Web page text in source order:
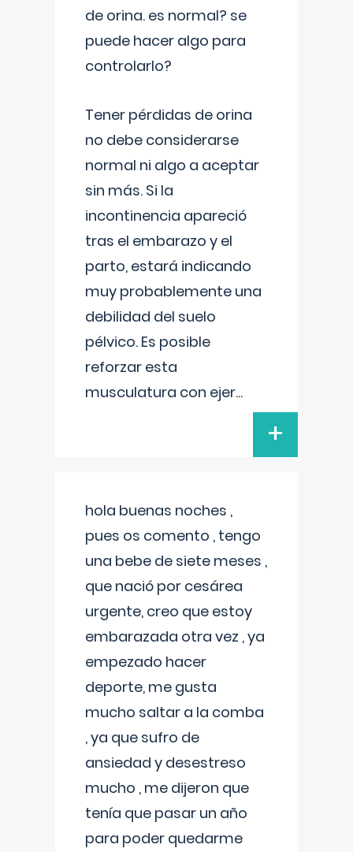
de orina. es normal? se
puede hacer algo para
controlarlo?
Tener pérdidas de orina
no debe considerarse
normal ni algo a aceptar
sin más. Si la
incontinencia apareció
tras el embarazo y el
parto, estará indicando
muy probablemente una
debilidad del suelo
pélvico. Es posible
reforzar esta
musculatura con ejer...
+
hola buenas noches ,
pues os comento , tengo
una bebe de siete meses ,
que nació por cesárea
urgente, creo que estoy
embarazada otra vez , ya
empezado hacer
deporte, me gusta
mucho saltar a la comba
, ya que sufro de
ansiedad y desestreso
mucho , me dijeron que
tenía que pasar un año
para poder quedarme